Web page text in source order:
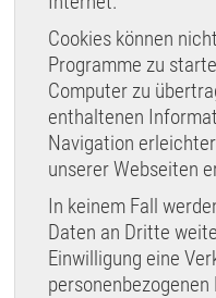
Cookies können
Programme zu
Computer zu
enthaltenen
Navigation
unserer Webseiten
In keinem Fall
Daten an Dritte
Einwilligung eine